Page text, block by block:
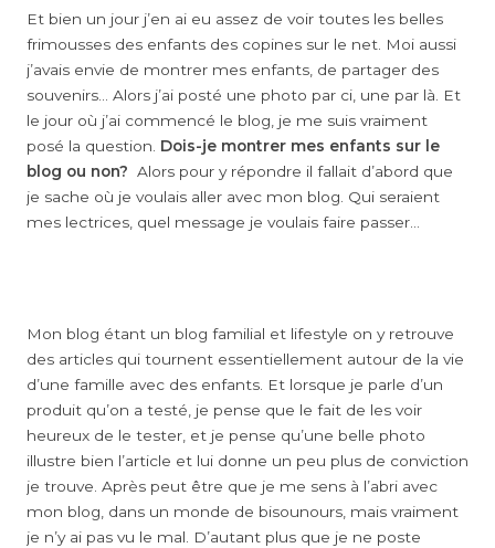
Et bien un jour j’en ai eu assez de voir toutes les belles
frimousses des enfants des copines sur le net. Moi aussi
j’avais envie de montrer mes enfants, de partager des
souvenirs… Alors j’ai posté une photo par ci, une par là. Et
le jour où j’ai commencé le blog, je me suis vraiment
posé la question. Dois-je montrer mes enfants sur le
blog ou non? Alors pour y répondre il fallait d’abord que
je sache où je voulais aller avec mon blog. Qui seraient
mes lectrices, quel message je voulais faire passer…
Mon blog étant un blog familial et lifestyle on y retrouve
des articles qui tournent essentiellement autour de la vie
d’une famille avec des enfants. Et lorsque je parle d’un
produit qu’on a testé, je pense que le fait de les voir
heureux de le tester, et je pense qu’une belle photo
illustre bien l’article et lui donne un peu plus de conviction
je trouve. Après peut être que je me sens à l’abri avec
mon blog, dans un monde de bisounours, mais vraiment
je n’y ai pas vu le mal. D’autant plus que je ne poste